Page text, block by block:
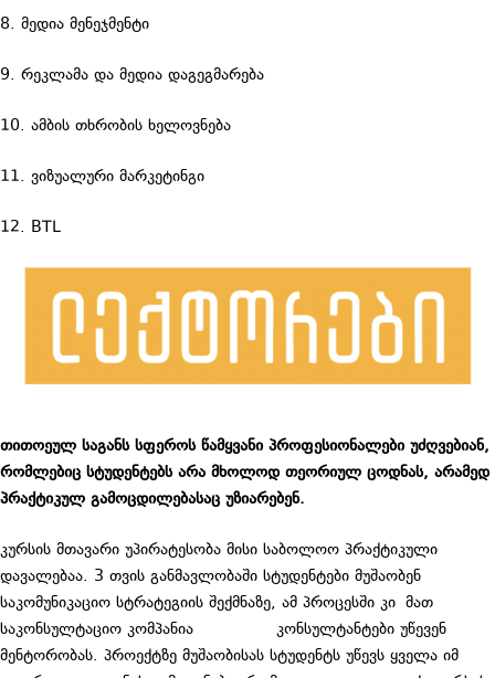
8. მედია მენეჯმენტი
9. რეკლამა და მედია დაგეგმარება
10. ამბის თხრობის ხელოვნება
11. ვიზუალური მარკეტინგი
12. BTL
თითოეულ საგანს სფეროს წამყვანი პროფესიონალები უძღვებიან,
რომლებიც სტუდენტებს არა მხოლოდ თეორიულ ცოდნას, არამედ
პრაქტიკულ გამოცდილებასაც უზიარებენ.
კურსის მთავარი უპირატესობა მისი საბოლოო პრაქტიკული
დავალებაა. 3 თვის განმავლობაში სტუდენტები მუშაობენ
საკომუნიკაციო სტრატეგიის შექმნაზე, ამ პროცესში კი მათ
საკონსულტაციო კომპანია
კონსულტანტები უწევენ
მენტორობას. პროექტზე მუშაობისას სტუდენტს უწევს ყველა იმ